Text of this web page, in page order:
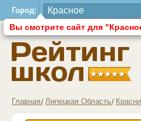
Город:
Вы смотрите сайт для
Главная Липецкая Область